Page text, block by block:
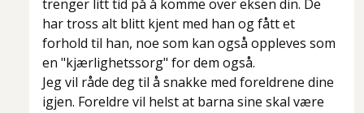
trenger litt tid på å komme over eksen din. De
har tross alt blitt kjent med han og fått et
forhold til han, noe som kan også oppleves som
en "kjærlighetssorg" for dem også.
Jeg vil råde deg til å snakke med foreldrene dine
igjen. Foreldre vil helst at barna sine skal være